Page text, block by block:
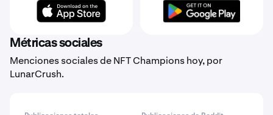
Métricas sociales
Menciones sociales de NFT Champions hoy, por
LunarCrush.